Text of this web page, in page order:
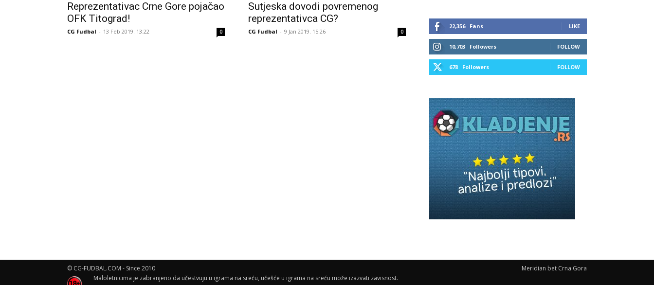
Reprezentativac Crne Gore pojačao
OFK Titograd!
CG Fudbal - 13 Feb 2019. 13:22 0
Sutjeska dovodi povremenog
reprezentativca CG?
CG Fudbal - 9 Jan 2019. 15:26 0
22,356 Fans LIKE
10,703 Followers FOLLOW
678 Followers FOLLOW
Meridian bet Crna Gora
© CG-FUDBAL.COM - Since 2010
Maloletnicima je zabranjeno da učestvuju u igrama na sreću, učešće u igrama na sreću može izazvati zavisnost.